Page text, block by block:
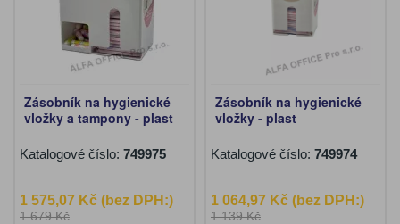
Zásobník na hygienické
vložky a tampony - plast
Katalogové číslo: 749975
1 575,07 Kč (bez DPH:)
1 679 Kč
Zásobník na hygienické
vložky - plast
Katalogové číslo: 749974
1 064,97 Kč (bez DPH:)
1 139 Kč